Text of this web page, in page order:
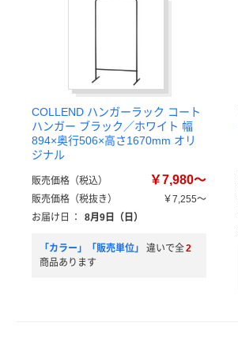
COLLEND ハンガーラック コート
ハンガー ブラック／ホワイト 幅
894×奥行506×高さ1670mm オリ
ジナル
販売価格（税込） ￥7,980～
販売価格（税抜き）
￥7,255～
お届け日
： 8月9日（日）
「カラー」「販売単位」 違いで全2
商品あります